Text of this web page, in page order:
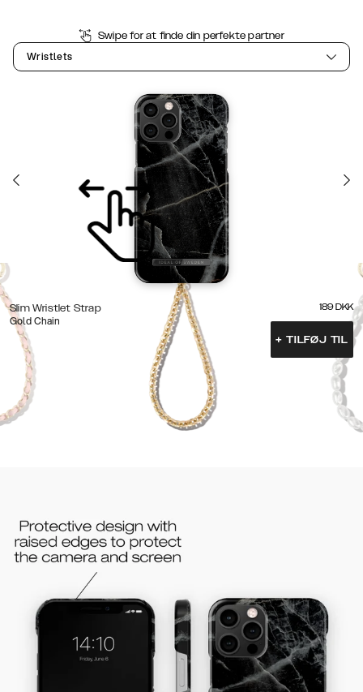
Swipe for at finde din perfekte partner
Wristlets
Slim Wristlet Strap
Gold Chain
189 DKK
+ TILFØJ TIL